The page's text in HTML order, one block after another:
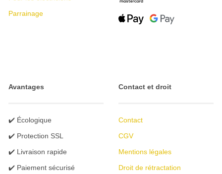
Parrainage
Avantages
✔️ Écologique
✔️ Protection SSL
✔️ Livraison rapide
✔️ Paiement sécurisé
Contact et droit
Contact
CGV
Mentions légales
Droit de rétractation